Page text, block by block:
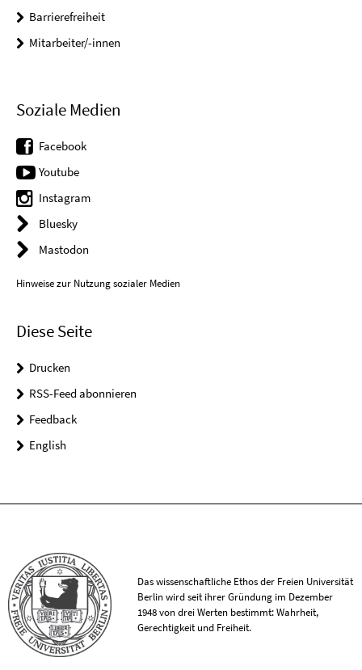
Barrierefreiheit
Mitarbeiter/-innen
Soziale Medien
Facebook
Youtube
Instagram
Bluesky
Mastodon
Hinweise zur Nutzung sozialer Medien
Diese Seite
Drucken
RSS-Feed abonnieren
Feedback
English
Das wissenschaftliche Ethos der Freien Universität
Berlin wird seit ihrer Gründung im Dezember
1948 von drei Werten bestimmt: Wahrheit,
Gerechtigkeit und Freiheit.